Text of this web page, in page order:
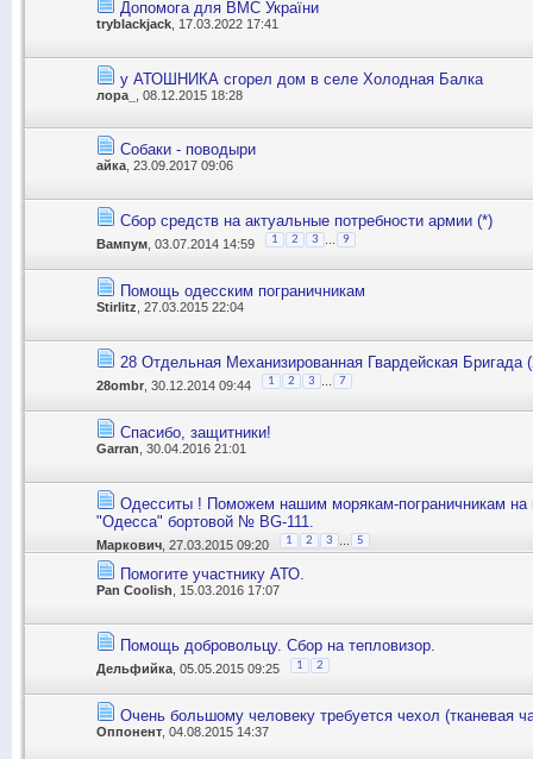
Допомога для ВМС України
tryblackjack , 17.03.2022 17:41
у АТОШНИКА сгорел дом в селе Холодная Балка
лора_ , 08.12.2015 18:28
Собаки - поводыри
айка , 23.09.2017 09:06
Сбор средств на актуальные потребности армии (*)
Вампум , 03.07.2014 14:59 1 2 3 ... 9
Помощь одесским пограничникам
Stirlitz , 27.03.2015 22:04
28 Отдельная Механизированная Гвардейская
28ombr , 30.12.2014 09:44 1 2 3 ... 7
Спасибо, защитники!
Garran , 30.04.2016 21:01
Одесситы ! Поможем нашим морякам-пограничникам на
"Одесса" бортовой № BG-111.
Маркович , 27.03.2015 09:20 1 2 3 5
Помогите участнику АТО.
Pan Coolish , 15.03.2016 17:07
Помощь добровольцу. Сбор на тепловизор.
Дельфийка , 05.05.2015 09:25 1 2
Очень большому человеку требуется чехол (тканевая
Оппонент , 04.08.2015 14:37